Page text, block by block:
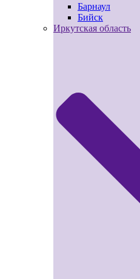
Барнаул
Бийск
Иркутская область